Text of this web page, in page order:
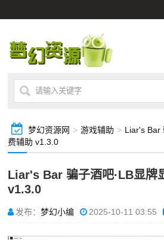
梦幻资源网 > 游戏辅助 > Liar's Bar
费辅助 v1.3.0
Liar's Bar 骗子酒吧·LB显牌
v1.3.0
发布：梦幻小编 2025-10-11 03:55